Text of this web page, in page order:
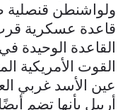
ولواشنطن قنصلية
قاعدة عسكرية
القاعدة الوحيدة
القوت الأمريكية
عين الأسد غربي
أربيل بأنها تضم